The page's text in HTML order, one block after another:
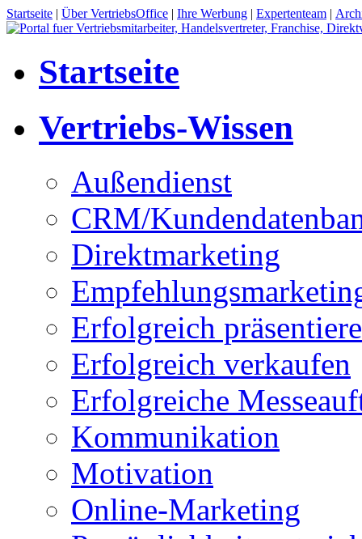
Startseite | Über VertriebsOffice | Ihre Werbung | Expertenteam |
Startseite
Vertriebs-Wissen
Außendienst
CRM/
Direktmarketing
Erfolgreich
Erfolgreich verkaufen
Erfolgreiche
Kommunikation
Motivation
Online-Marketing